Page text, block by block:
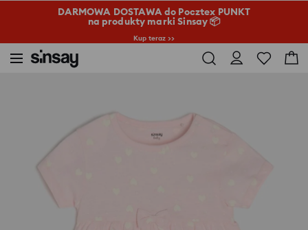
DARMOWA DOSTAWA do Pocztex PUNKT
na produkty marki Sinsay 📦
Kup teraz >>